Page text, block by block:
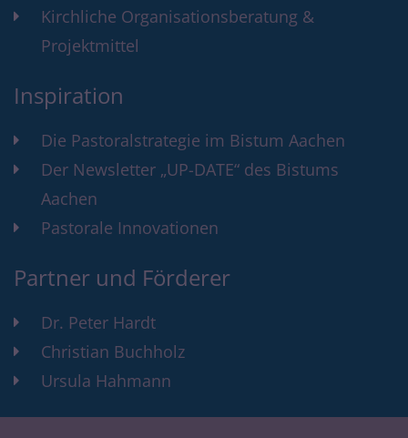
Kirchliche Organisationsberatung &
Projektmittel
Inspiration
Die Pastoralstrategie im Bistum Aachen
Der Newsletter „UP-DATE“ des Bistums
Aachen
Pastorale Innovationen
Partner und Förderer
Dr. Peter Hardt
Christian Buchholz
Ursula Hahmann